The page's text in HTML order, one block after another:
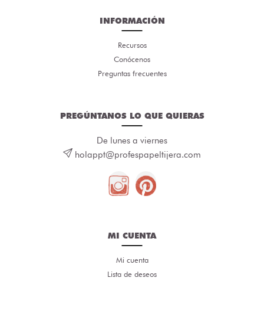
INFORMACIÓN
Recursos
Conócenos
Preguntas frecuentes
PREGÚNTANOS LO QUE QUIERAS
De lunes a viernes
holappt@profespapeltijera.com
MI CUENTA
Mi cuenta
Lista de deseos